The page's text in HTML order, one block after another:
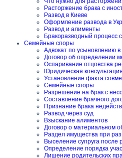
Расторжение брака с
Развод в Киеве
Оформление развода в
Развод и алименты
Бракоразводный процесс
Семейные споры
Адвокат по усыновлению в
Договор об определении
Оспаривание отцовства
Юридическая
Установление факта
Семейные споры
Разрешение на брак с
Составление брачного
Признание брака
Развод через суд
Взыскание алиментов
Договор о материальном
Раздел имущества при
Выселение супруга после
Определение порядка
Лишение родительских